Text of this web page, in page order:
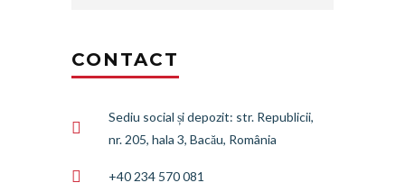
CONTACT
Sediu social și depozit: str. Republicii,
nr. 205, hala 3, Bacău, România
+40 234 570 081